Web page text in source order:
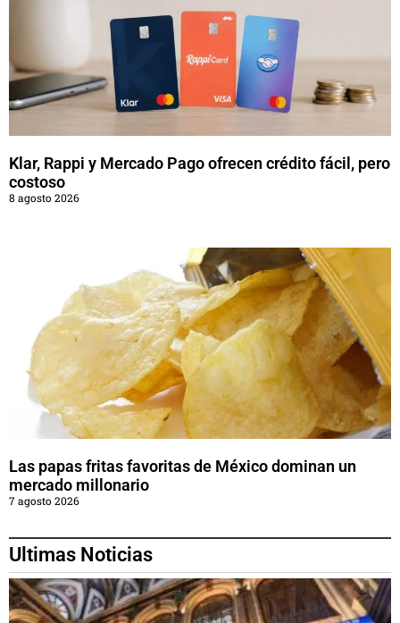
Klar, Rappi y Mercado Pago ofrecen crédito fácil, pero
costoso
8 agosto 2026
Las papas fritas favoritas de México dominan un
mercado millonario
7 agosto 2026
Ultimas Noticias